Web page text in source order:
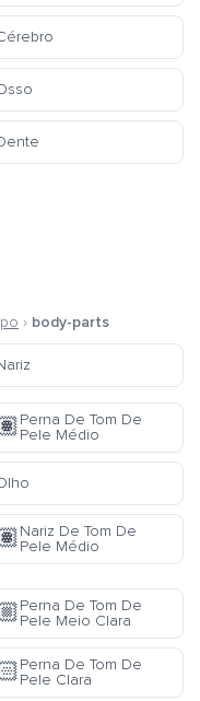
› body-parts
Perna De Tom De
Pele Médio
Nariz De Tom De
Pele Médio
Perna De Tom De
Pele Meio Clara
Perna De Tom De
Pele Clara